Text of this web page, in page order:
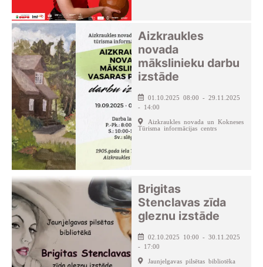
Aizkraukles
novada
mākslinieku darbu
izstāde
01.10.2025 08:00 - 29.11.2025
- 14:00
Aizkraukles novada un Kokneses
Tūrisma informācijas centrs
Brigitas
Stenclavas zīda
gleznu izstāde
02.10.2025 10:00 - 30.11.2025
- 17:00
Jaunjelgavas pilsētas bibliotēka